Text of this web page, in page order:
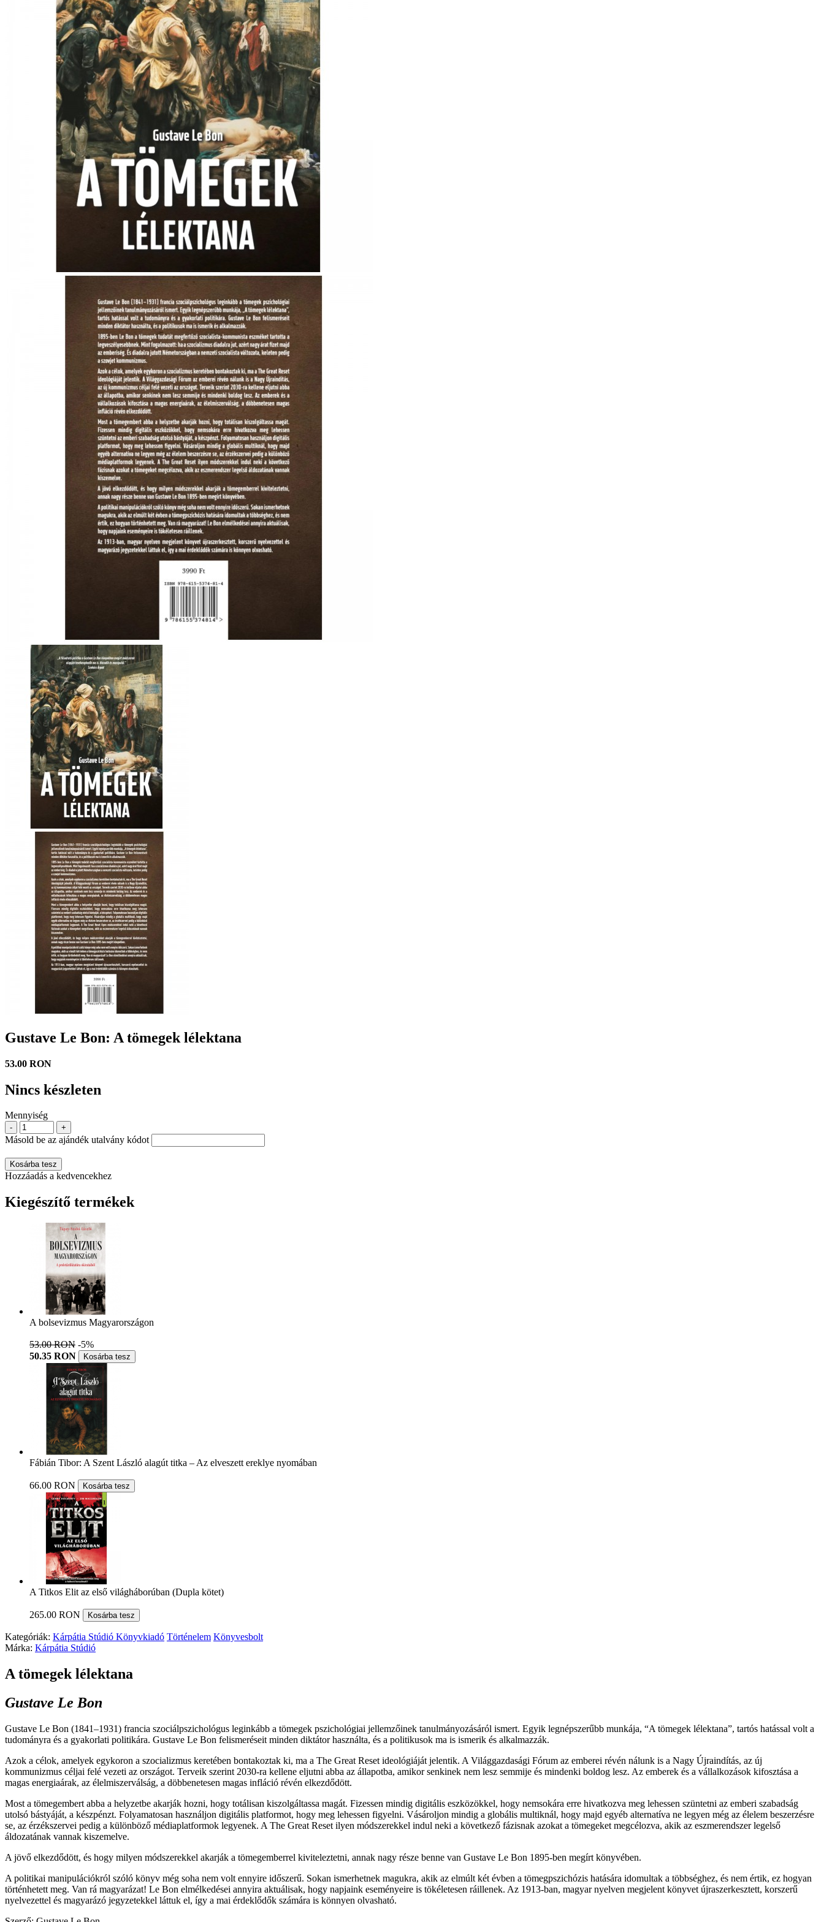
Gustave Le Bon: A tömegek lélektana
53.00 RON
Nincs készleten
Mennyiség
- +
Másold be az ajándék utalvány kódot
Kosárba tesz
Hozzáadás a kedvencekhez
Kiegészítő termékek
A bolsevizmus Magyarországon
53.00 RON -5%
50.35 RON
Kosárba tesz
Fábián Tibor: A Szent László alagút titka – Az elveszett ereklye nyomában
66.00 RON Kosárba tesz
A Titkos Elit az első világháborúban (Dupla kötet)
265.00 RON Kosárba tesz
Kategóriák: Kárpátia Stúdió Könyvkiadó Történelem Könyvesbolt
Márka: Kárpátia Stúdió
A tömegek lélektana
Gustave Le Bon
Gustave Le Bon (1841–1931) francia szociálpszichológus leginkább a tömegek pszichológiai jellemzőinek tanulmányozásáról ismert. Egyik legnépszerűbb munkája, “A tömegek lélektana”, tartós hatással volt a
tudományra és a gyakorlati politikára. Gustave Le Bon felismeréseit minden diktátor használta, és a politikusok ma is ismerik és alkalmazzák.
Azok a célok, amelyek egykoron a szocializmus keretében bontakoztak ki, ma a The Great Reset ideológiáját jelentik. A Világgazdasági Fórum az emberei révén nálunk is a Nagy Újraindítás, az új
kommunizmus céljai felé vezeti az országot. Terveik szerint 2030-ra kellene eljutni abba az állapotba, amikor senkinek nem lesz semmije és mindenki boldog lesz. Az emberek és a vállalkozások kifosztása a
magas energiaárak, az élelmiszerválság, a döbbenetesen magas infláció révén elkezdődött.
Most a tömegembert abba a helyzetbe akarják hozni, hogy totálisan kiszolgáltassa magát. Fizessen mindig digitális eszközökkel, hogy nemsokára erre hivatkozva meg lehessen szüntetni az emberi szabadság
utolsó bástyáját, a készpénzt. Folyamatosan használjon digitális platformot, hogy meg lehessen figyelni. Vásároljon mindig a globális multiknál, hogy majd egyéb alternatíva ne legyen még az élelem beszerzésre
se, az érzékszervei pedig a különböző médiaplatformok legyenek. A The Great Reset ilyen módszerekkel indul neki a következő fázisnak azokat a tömegeket megcélozva, akik az eszmerendszer legelső
áldozatának vannak kiszemelve.
A jövő elkezdődött, és hogy milyen módszerekkel akarják a tömegemberrel kiviteleztetni, annak nagy része benne van Gustave Le Bon 1895-ben megírt könyvében.
A politikai manipulációkról szóló könyv még soha nem volt ennyire időszerű. Sokan ismerhetnek magukra, akik az elmúlt két évben a tömegpszichózis hatására idomultak a többséghez, és nem értik, ez hogyan
történhetett meg. Van rá magyarázat! Le Bon elmélkedései annyira aktuálisak, hogy napjaink eseményeire is tökéletesen ráillenek. Az 1913-ban, magyar nyelven megjelent könyvet újraszerkesztett, korszerű
nyelvezettel és magyarázó jegyzetekkel láttuk el, így a mai érdeklődők számára is könnyen olvasható.